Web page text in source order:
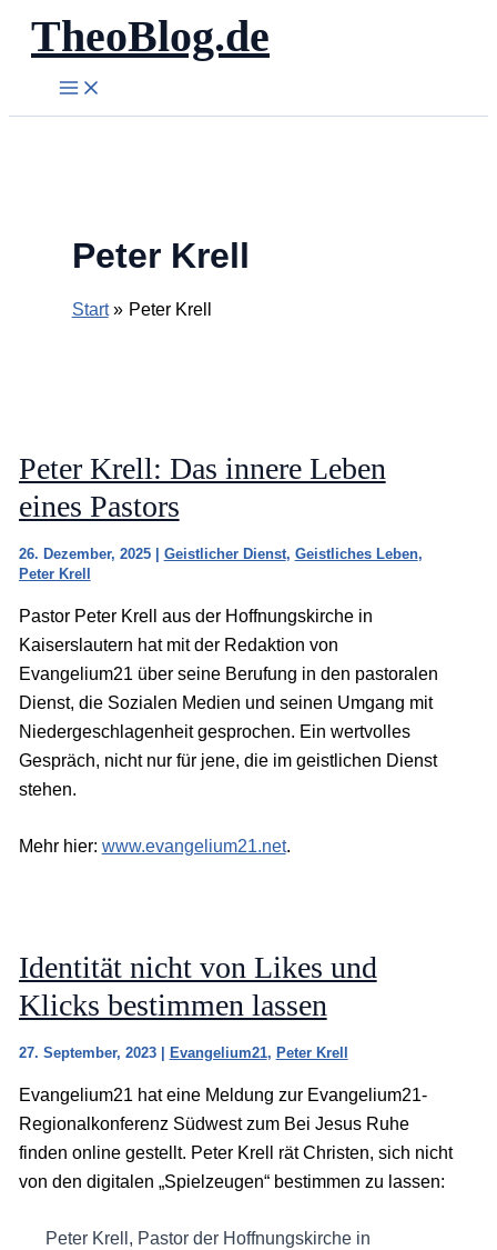
Zum
Inhalt
springen
TheoBlog.de
Peter Krell
Start Peter Krell
Peter Krell: Das innere Leben
eines Pastors
26. Dezember, 2025 | Geistlicher Dienst, Geistliches Leben,
Peter Krell
Pastor Peter Krell aus der Hoffnungskirche in
Kaiserslautern hat mit der Redaktion von
Evangelium21 über seine Berufung in den pastoralen
Dienst, die Sozialen Medien und seinen Umgang mit
Niedergeschlagenheit gesprochen. Ein wertvolles
Gespräch, nicht nur für jene, die im geistlichen Dienst
stehen.
Mehr hier: www.evangelium21.net.
Identität nicht von Likes und
Klicks bestimmen lassen
27. September, 2023 Evangelium21, Peter Krell
Evangelium21 hat eine Meldung zur Evangelium21-
Regionalkonferenz Südwest zum Bei Jesus Ruhe
finden online gestellt. Peter Krell rät Christen, sich nicht
von den digitalen „Spielzeugen“ bestimmen zu lassen:
Peter Krell, Pastor der Hoffnungskirche in